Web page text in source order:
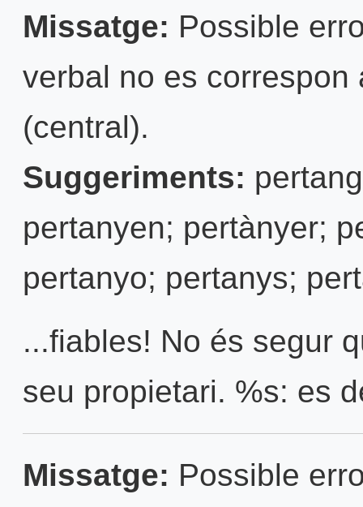
Missatge: Possible
verbal no es
(central).
Suggeriments:
pertanyen; pertànyer;
pertanyo; pertanys;
...fiables! No és segur
seu propietari. %s: es
Missatge: Possible